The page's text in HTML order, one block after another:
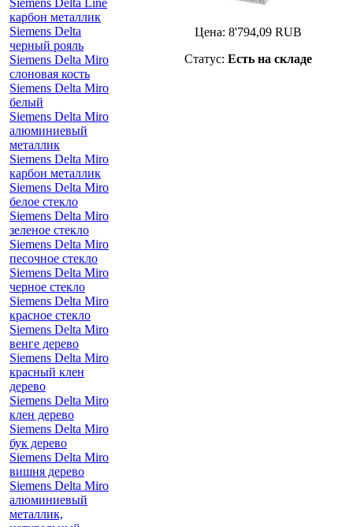
Siemens Delta Line
карбон металлик
Siemens Delta
черный рояль
Siemens Delta Miro
слоновая кость
Siemens Delta Miro
белый
Siemens Delta Miro
алюминиевый
металлик
Siemens Delta Miro
карбон металлик
Siemens Delta Miro
белое стекло
Siemens Delta Miro
зеленое стекло
Siemens Delta Miro
песочное стекло
Siemens Delta Miro
черное стекло
Siemens Delta Miro
красное стекло
Siemens Delta Miro
венге дерево
Siemens Delta Miro
красный клен
дерево
Siemens Delta Miro
клен дерево
Siemens Delta Miro
бук дерево
Siemens Delta Miro
вишня дерево
Siemens Delta Miro
алюминиевый
металлик,
Цена: 8'794,09RUB
Статус: Есть на складе